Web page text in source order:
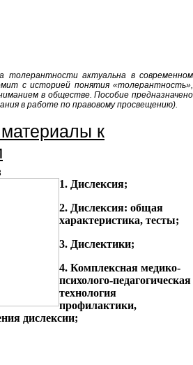
толерантности актуальна в современном
с историей понятия «толерантность»,
в обществе. Пособие предназначено
в работе по правовому просвещению).
к
1. Дислексия;
2. Дислексия: общая
характеристика, тесты;
3. Дислектики;
4. Комплексная медико-
психолого-педагогическая
технология
профилактики,
дислексии;